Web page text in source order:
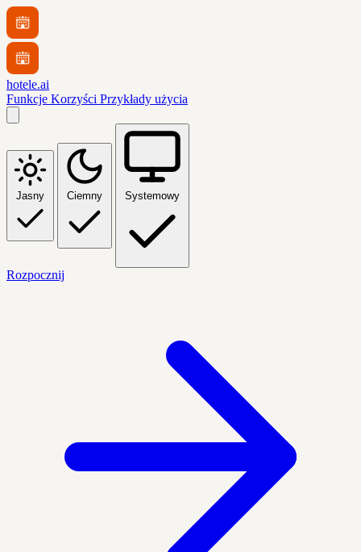
hotele.ai
Funkcje Korzyści Przykłady użycia
Jasny Ciemny Systemowy
Rozpocznij